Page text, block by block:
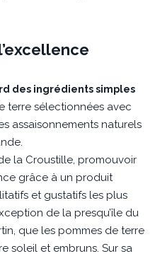
des ingrédients simples
terre sélectionnées avec
assaisonnements naturels
la Croustille, promouvoir
grâce à un produit
et gustatifs les plus
de la presqu’île du
que les pommes de terre
soleil et embruns. Sur sa